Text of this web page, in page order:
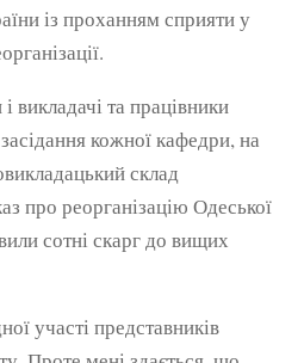
із проханням сприяти у
викладачі та працівники
кожної кафедри, на
склад
про реорганізацію Одеської
сотні скарг до вищих
участі представників